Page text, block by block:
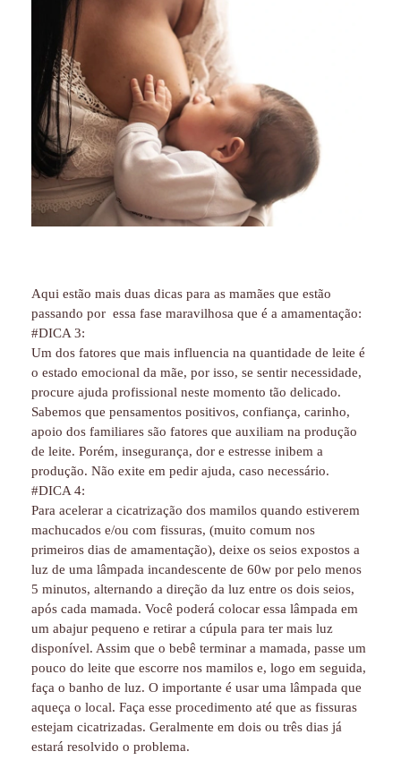
Aqui estão mais duas dicas para as mamães que estão
passando por essa fase maravilhosa que é a amamentação:
#DICA 3:
Um dos fatores que mais influencia na quantidade de leite é
o estado emocional da mãe, por isso, se sentir necessidade,
procure ajuda profissional neste momento tão delicado.
Sabemos que pensamentos positivos, confiança, carinho,
apoio dos familiares são fatores que auxiliam na produção
de leite. Porém, insegurança, dor e estresse inibem a
produção. Não exite em pedir ajuda, caso necessário.
#DICA 4:
Para acelerar a cicatrização dos mamilos quando estiverem
machucados e/ou com fissuras, (muito comum nos
primeiros dias de amamentação), deixe os seios expostos a
luz de uma lâmpada incandescente de 60w por pelo menos
5 minutos, alternando a direção da luz entre os dois seios,
após cada mamada. Você poderá colocar essa lâmpada em
um abajur pequeno e retirar a cúpula para ter mais luz
disponível. Assim que o bebê terminar a mamada, passe um
pouco do leite que escorre nos mamilos e, logo em seguida,
faça o banho de luz. O importante é usar uma lâmpada que
aqueça o local. Faça esse procedimento até que as fissuras
estejam cicatrizadas. Geralmente em dois ou três dias já
estará resolvido o problema.